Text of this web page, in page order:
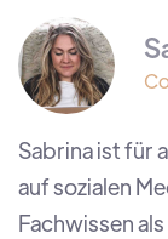
Sabrina ist für
auf sozialen
Fachwissen